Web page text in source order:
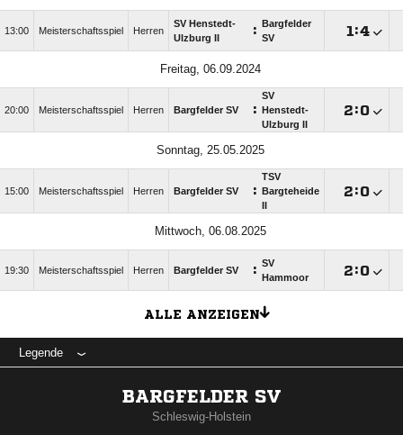
13:00 Meisterschaftsspiel Herren
SV Henstedt-
Ulzburg II
:
Bargfelder
SV
:
Freitag, 06.09.2024
20:00 Meisterschaftsspiel Herren Bargfelder SV :
SV
Henstedt-
Ulzburg II
:
Sonntag, 25.05.2025
15:00 Meisterschaftsspiel Herren Bargfelder SV :
TSV
Bargteheide
:
Mittwoch, 06.08.2025
19:30 Meisterschaftsspiel Herren Bargfelder SV : SV
Hammoor
:
ALLE ANZEIGEN
Legende
BARGFELDER SV
Schleswig-Holstein